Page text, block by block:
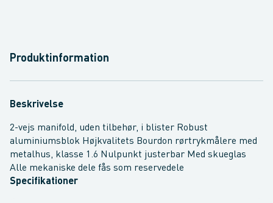
Produktinformation
Beskrivelse
2-vejs manifold, uden tilbehør, i blister Robust
aluminiumsblok Højkvalitets Bourdon rørtrykmålere med
metalhus, klasse 1.6 Nulpunkt justerbar Med skueglas
Alle mekaniske dele fås som reservedele
Specifikationer